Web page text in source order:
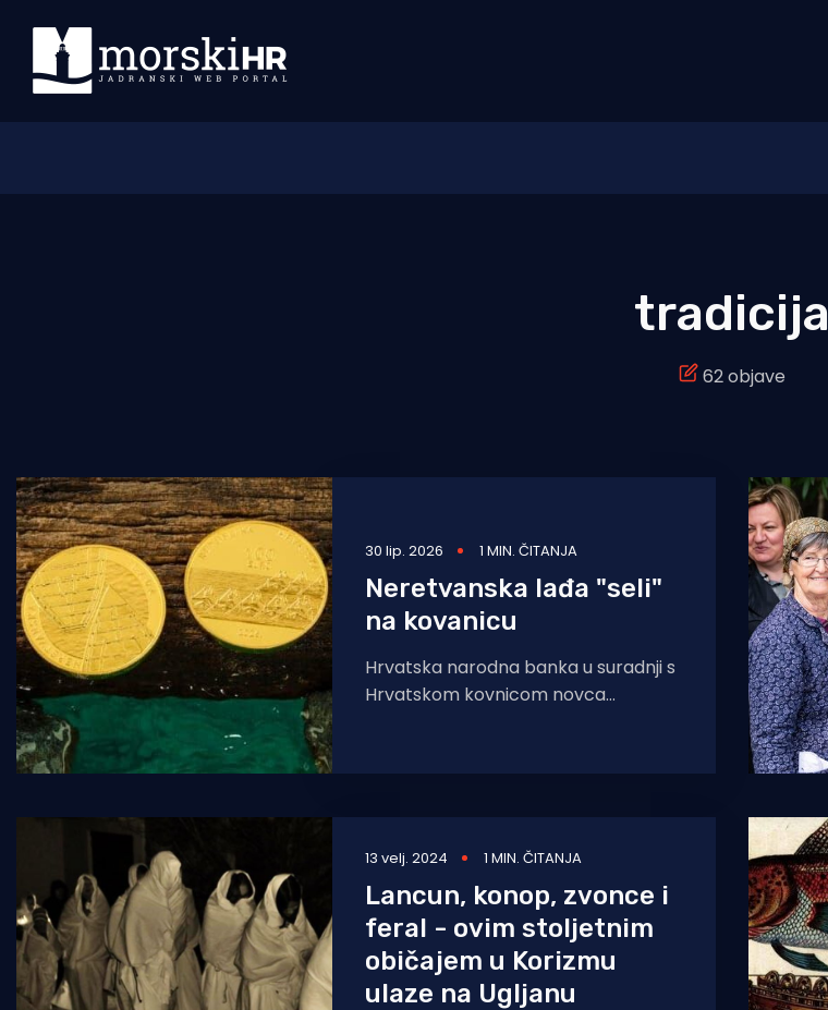
Turizam i nautika
Pomorstvo
Ribolov
Ekologija
Tradicija i kultura
tradicija
62 objave
30 lip. 2026 1 MIN. ČITANJA
Neretvanska lađa "seli"
na kovanicu
Hrvatska narodna banka u suradnji s
Hrvatskom kovnicom novca
neretvanske lađe,
13 velj. 2024 1 MIN. ČITANJA
Lancun, konop, zvonce i
feral - ovim stoljetnim
običajem u Korizmu
ulaze na Ugljanu